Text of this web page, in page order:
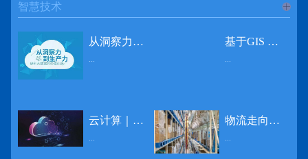
智慧技术
从洞察力到生产力 伊利大数据的价值创造
...
基于GIS 的小城市交通网络分析研究
...
云计算｜边缘计算将为物联网行业带来巨大增长
...
物流走向未来的“魔法师”
...